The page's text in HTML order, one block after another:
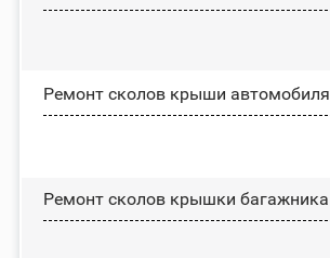
Ремонт сколов крыши автомобиля
Ремонт сколов крышки багажника